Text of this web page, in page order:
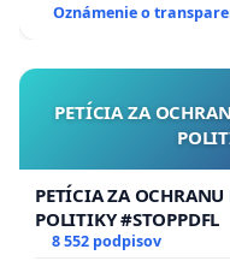
Oznámenie o
PETÍCIA ZA
PETÍCIA ZA OCHRANU
POLITIKY #STOPPDFL
8 552 podpisov